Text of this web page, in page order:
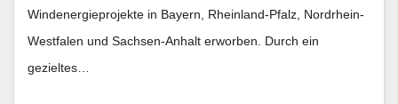
Windenergieprojekte in Bayern, Rheinland-Pfalz, Nordrhein-
Westfalen und Sachsen-Anhalt erworben. Durch ein
gezieltes…